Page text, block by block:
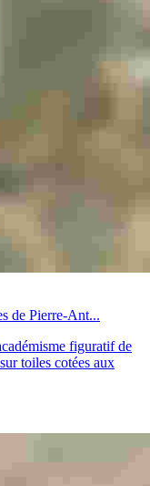
de Pierre-Ant...
figuratif de
toiles cotées aux